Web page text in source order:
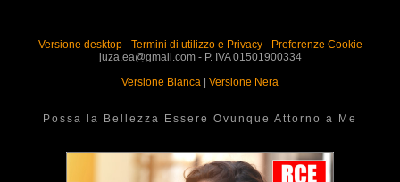
Versione desktop- Termini di utilizzo e Privacy- Preferenze Cookie
juza.ea@gmail.com - P. IVA 01501900334
Versione Bianca | Versione Nera
Possa la Bellezza Essere Ovunque Attorno a Me